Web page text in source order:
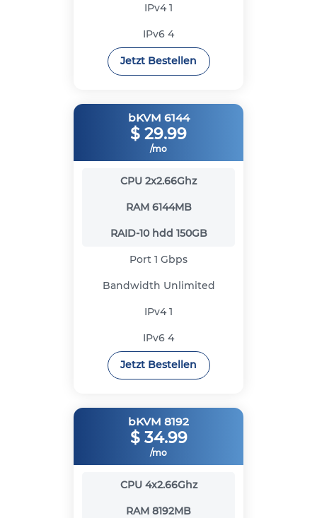
IPv41
IPv6 4
Jetzt Bestellen
bKVM 6144
$ 29.99
/mo
CPU 2x2.66Ghz
RAM 6144MB
RAID-10 hdd 150GB
Port 1 Gbps
Bandwidth Unlimited
IPv41
IPv6 4
Jetzt Bestellen
bKVM 8192
$ 34.99
/mo
CPU 4x2.66Ghz
RAM 8192MB